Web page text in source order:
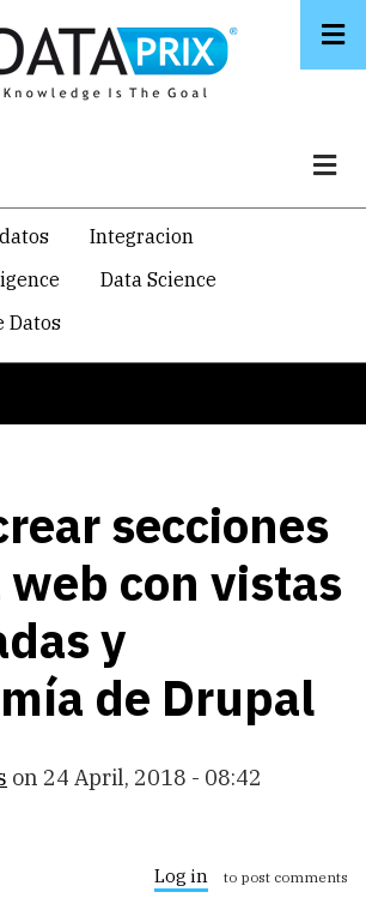
Integracion
Data Science
Datos
secciones
web con vistas
y
de Drupal
on 24 April, 2018 - 08:42
Log in to post comments